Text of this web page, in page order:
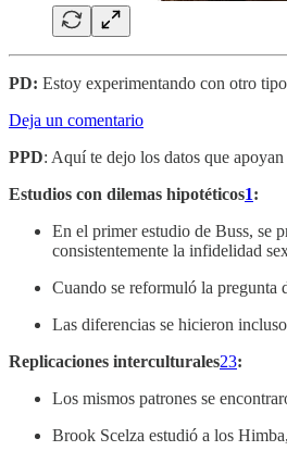
PD: Estoy experimentando con otro
Deja un comentario
PPD: Aquí te dejo los datos que apoyan
Estudios con dilemas hipotéticos1:
En el primer estudio de Buss, se
consistentemente la infidelidad
Cuando se reformuló la pregunta
Las diferencias se hicieron
Replicaciones interculturales23:
Los mismos patrones se
Brook Scelza estudió a los